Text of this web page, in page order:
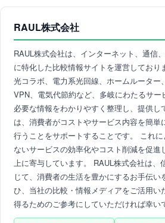
RAUL株式会社
RAUL株式会社は、インターネット、通信
に特化した比較情報サイトを運営しており
光コラボ、電力系光回線、ホームルーター
VPN、電気代節約など、多岐にわたるサ
必要な情報をわかりやすく整理し、提供し
は、消費者がコストやサービス内容を簡単
行うことをサポートすることです。 これ
ないサービスの効率化やコスト削減を促進
上に寄与しています。 RAUL株式会社は、
じて、消費者の生活を豊かにするお手伝
ひ、当社の比較・情報メディアをご活用い
得るためのご参考にしていただければ幸い